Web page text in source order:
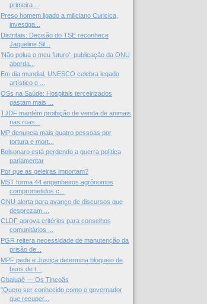
primeira ...
Preso homem ligado a miliciano Curicica,
investiga...
Distritais: Decisão do TSE reconhece
Jaqueline Sil...
‘Não polua o meu futuro’: publicação da ONU
aborda...
Em dia mundial, UNESCO celebra legado
artístico e ...
OSs na Saúde: Hospitais terceirizados
gastam mais ...
TJDF mantém proibição de venda de animais
nas ruas...
MP denuncia mais quatro pessoas por
tortura e mort...
Bolsonaro está perdendo a guerra política
parlamentar
Por que as geleiras importam?
MST forma 44 engenheiros agrônomos
comprometidos c...
ONU alerta para avanço de discursos que
desprezam ...
CLDF aprova critérios para conselhos
comunitários ...
PGR reitera necessidade de manutenção da
prisão de...
MPF pede e Justiça determina bloqueio de
bens de t...
Obaluaê — Os Tincoãs
"Quero ser conhecido como o governador
que recuper...